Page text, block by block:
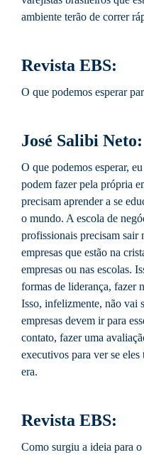
ambiente terão de correr
Revista EBS:
O que podemos esperar
José Salibi Neto:
O que podemos esperar,
podem fazer pela própria
precisam aprender a se
o mundo. A escola de
profissionais precisam sair
empresas que estão na
empresas ou nas escolas.
formas de liderança, fazer
Isso, infelizmente, não vai
empresas devem ir para
contato, fazer uma
executivos para ver se
era.
Revista EBS:
Como surgiu a ideia para